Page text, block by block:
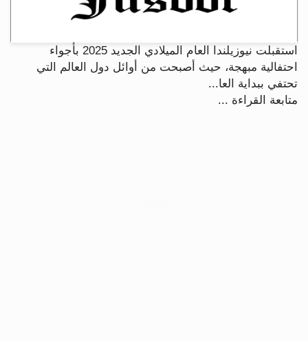
استقبلت نيوزيلندا العام الميلادي الجديد 2025 بأجواء
احتفالية مبهجة، حيث أصبحت من أوائل دول العالم التي
تحتفي ببداية العا...
متابعة القراءة ...